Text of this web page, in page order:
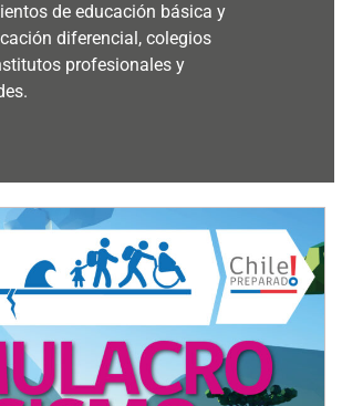
de educación básica y
diferencial, colegios
profesionales y